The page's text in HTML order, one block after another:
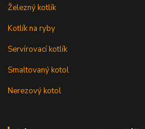
Železný kotlík
Kotlík na ryby
Servírovací kotlík
Smaltovaný kotol
Nerezový kotol